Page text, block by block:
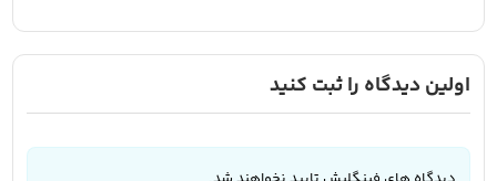
اولین دیدگاه را ثبت کنید